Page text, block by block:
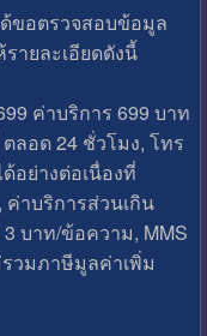
ขอตรวจสอบข้อมูล
ายละเอียดดังนี้
ค่าบริการ 699 บาท
ลอด 24 ชั่วโมง, โทร
อย่างต่อเนื่องที่
ค่าบริการส่วนเกิน
บาท/ข้อความ, MMS
วมภาษีมูลค่าเพิ่ม